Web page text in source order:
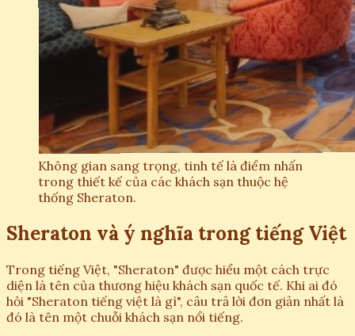
Không gian sang trọng, tinh tế là điểm nhấn
trong thiết kế của các khách sạn thuộc hệ
thống Sheraton.
Sheraton và ý nghĩa trong tiếng Việt
Trong tiếng Việt, "Sheraton" được hiểu một cách trực
diện là tên của thương hiệu khách sạn quốc tế. Khi ai đó
hỏi "Sheraton tiếng việt là gì", câu trả lời đơn giản nhất là
đó là tên một chuỗi khách sạn nổi tiếng.